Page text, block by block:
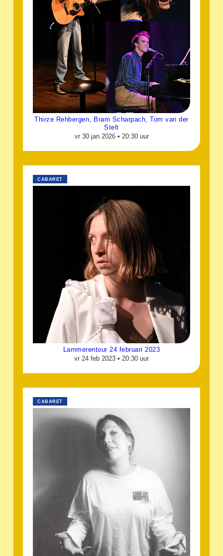
Thirze Rehbergen, Bram Scharpach, Tom van der
Stelt
vr 30 jan 2026 • 20:30 uur
CABARET
Lammerentour 24 februari 2023
vr 24 feb 2023 • 20:30 uur
CABARET